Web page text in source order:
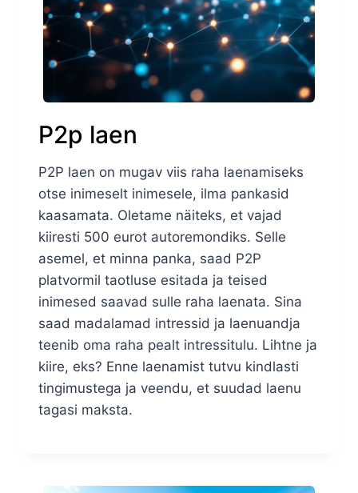
P2p laen
P2P laen on mugav viis raha laenamiseks
otse inimeselt inimesele, ilma pankasid
kaasamata. Oletame näiteks, et vajad
kiiresti 500 eurot autoremondiks. Selle
asemel, et minna panka, saad P2P
platvormil taotluse esitada ja teised
inimesed saavad sulle raha laenata. Sina
saad madalamad intressid ja laenuandja
teenib oma raha pealt intressitulu. Lihtne ja
kiire, eks? Enne laenamist tutvu kindlasti
tingimustega ja veendu, et suudad laenu
tagasi maksta.